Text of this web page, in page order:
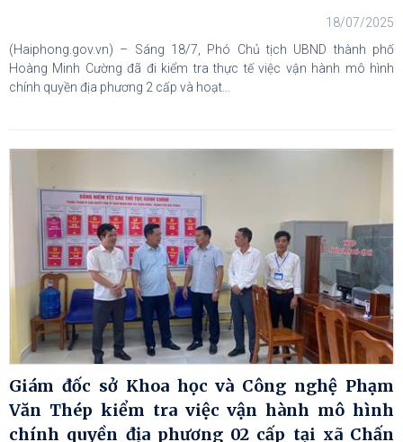
18/07/2025
(Haiphong.gov.vn) – Sáng 18/7, Phó Chủ tịch UBND thành phố
Hoàng Minh Cường đã đi kiểm tra thực tế việc vận hành mô hình
chính quyền địa phương 2 cấp và hoạt...
Giám đốc sở Khoa học và Công nghệ Phạm
Văn Thép kiểm tra việc vận hành mô hình
chính quyền địa phương 02 cấp tại xã Chấn